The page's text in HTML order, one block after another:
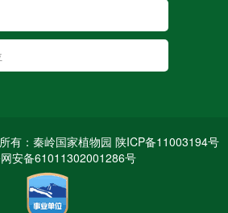
有：秦岭国家植物园 陕ICP备11003194号
安备61011302001286号